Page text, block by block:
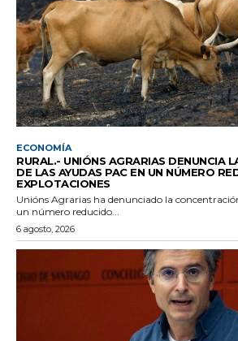
ECONOMÍA
RURAL.- UNIÓNS AGRARIAS DENUNCIA
DE LAS AYUDAS PAC EN UN NÚMERO
EXPLOTACIONES
Unións Agrarias ha denunciado la
un número reducido...
6 agosto, 2026